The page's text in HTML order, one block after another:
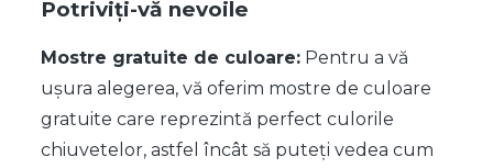
Potriviți-vă nevoile
Mostre gratuite de culoare: Pentru a vă
ușura alegerea, vă oferim mostre de culoare
gratuite care reprezintă perfect culorile
chiuvetelor, astfel încât să puteți vedea cum